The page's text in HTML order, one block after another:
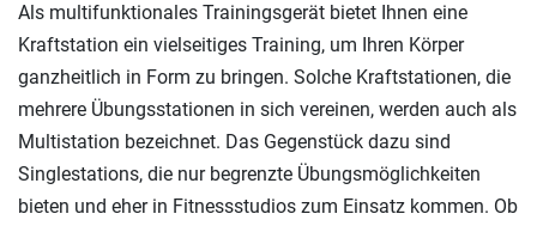
Als multifunktionales Trainingsgerät bietet Ihnen eine
Kraftstation ein vielseitiges Training, um Ihren Körper
ganzheitlich in Form zu bringen. Solche Kraftstationen, die
mehrere Übungsstationen in sich vereinen, werden auch als
Multistation bezeichnet. Das Gegenstück dazu sind
Singlestations, die nur begrenzte Übungsmöglichkeiten
bieten und eher in Fitnessstudios zum Einsatz kommen. Ob